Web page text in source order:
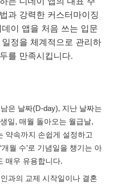
과 강력한 커스터마이징
이 앱을 처음 쓰는 입문
정을 체계적으로 관리하
를 만족시킵니다.
남은 날짜(D-day), 지난 날짜는
일, 매월 돌아오는 월급날,
약속까지 손쉽게 설정하고
월 수’로 기념일을 챙기는 아
매우 유용합니다.
과의 교제 시작일이나 결혼